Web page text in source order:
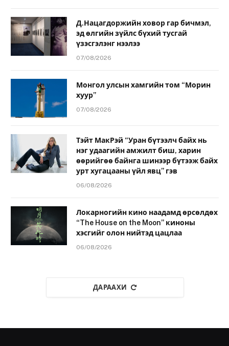
Д.Нацагдоржийн ховор гар бичмэл,
эд өлгийн зүйлс бүхий тусгай
үзэсгэлэнг нээлээ
07/08/2026
Монгол улсын хамгийн том “Морин
хуур”
07/08/2026
Тэйт МакРэй “Уран бүтээлч байх нь
нэг удаагийн амжилт биш, харин
өөрийгөө байнга шинээр бүтээж байх
урт хугацааны үйл явц” гэв
06/08/2026
Локарногийн кино наадамд өрсөлдөх
“The House on the Moon” киноны
хэсгийг олон нийтэд цацлаа
06/08/2026
ДАРААХИ